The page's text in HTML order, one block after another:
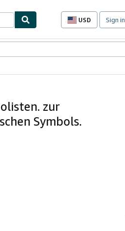
USD
Site
preferences
Sign in
zur
Symbols.